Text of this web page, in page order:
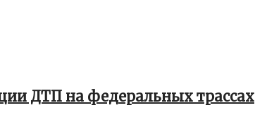
ДТП на федеральных трассах